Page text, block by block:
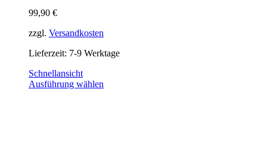
99,90 €
zzgl. Versandkosten
Lieferzeit: 7-9 Werktage
Schnellansicht
Ausführung wählen